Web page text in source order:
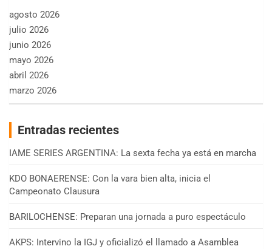
agosto 2026
julio 2026
junio 2026
mayo 2026
abril 2026
marzo 2026
Entradas recientes
IAME SERIES ARGENTINA: La sexta fecha ya está en marcha
KDO BONAERENSE: Con la vara bien alta, inicia el
Campeonato Clausura
BARILOCHENSE: Preparan una jornada a puro espectáculo
AKPS: Intervino la IGJ y oficializó el llamado a Asamblea